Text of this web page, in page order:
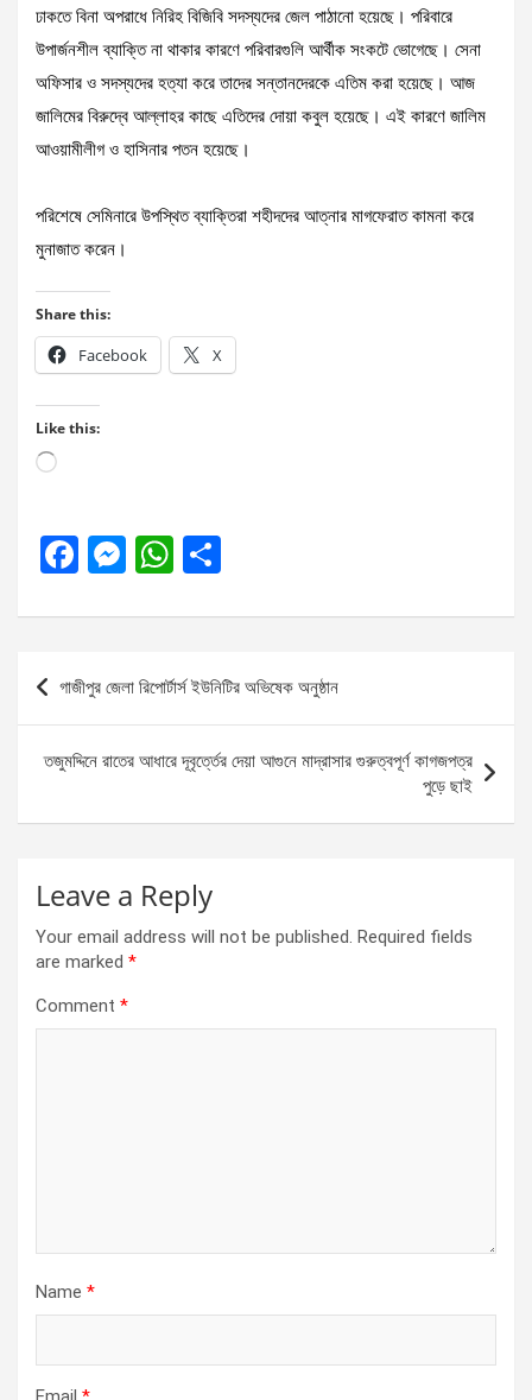
ঢাকতে বিনা অপরাধে নিরিহ বিজিবি সদস্যদের জেল পাঠানো হয়েছে। পরিবারে
উপার্জনশীল ব্যাক্তি না থাকার কারণে পরিবারগুলি আর্থীক সংকটে ভোগেছে। সেনা
অফিসার ও সদস্যদের হত্যা করে তাদের সন্তানদেরকে এতিম করা হয়েছে। আজ
জালিমের বিরুদ্বে আল্লাহর কাছে এতিদের দোয়া কবুল হয়েছে। এই কারণে জালিম
আওয়ামীলীগ ও হাসিনার পতন হয়েছে।
পরিশেষে সেমিনারে উপস্থিত ব্যাক্তিরা শহীদদের আত্নার মাগফেরাত কামনা করে
মুনাজাত করেন।
Share this:
Facebook X
Like this:
Loading…
F
ce
b
o
o
k
M
se
n
g
er
W
at
s
A
p
p
ar
e
Post
navigation
গাজীপুর জেলা রিপোর্টার্স ইউনিটির অভিষেক অনুষ্ঠান
তজুমদ্দিনে রাতের আধারে দূবৃর্ত্তের দেয়া আগুনে মাদ্রাসার গুরুত্বপূর্ণ কাগজপত্র
পুড়ে ছাই
Leave a Reply
Your email address will not be published. Required fields
are marked *
Comment *
Name *